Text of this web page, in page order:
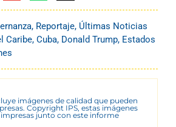
, Reportaje, Últimas Noticias
Caribe, Cuba, Donald Trump, Estados
imágenes de calidad que pueden
Copyright IPS, estas imágenes
junto con este informe